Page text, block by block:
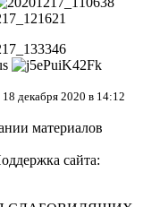
18 декабря 2020 в 14:12
материалов
сайта: